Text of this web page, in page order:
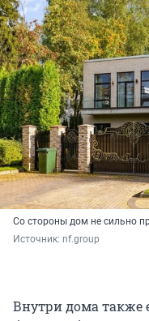
Со стороны дом не сильно
Источник: nf.group
Внутри дома также